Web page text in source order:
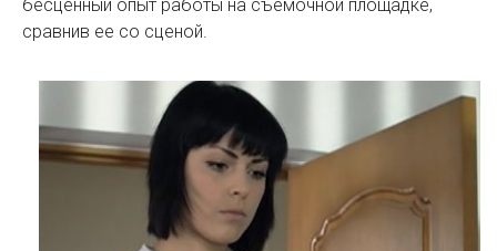
бесценный опыт работы на съемочной площадке,
сравнив ее со сценой.